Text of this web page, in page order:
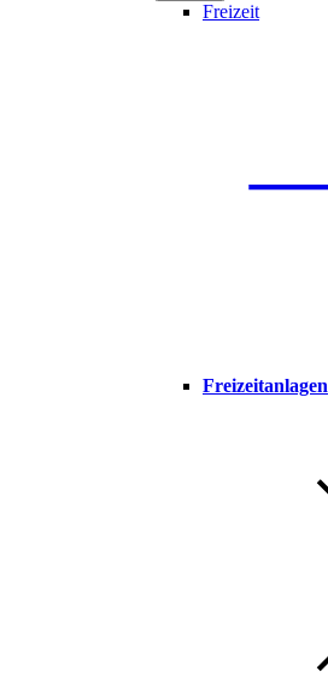
Freizeit
Freizeitanlagen